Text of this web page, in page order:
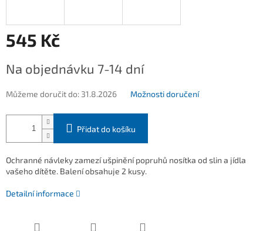
545 Kč
cena:
Na objednávku 7-14 dní
Můžeme doručit do: 31.8.2026 Možnosti doručení
Přidat do košíku
Ochranné návleky zamezí ušpinění popruhů nosítka od slin a jídla
vašeho dítěte. Balení obsahuje 2 kusy.
Detailní informace